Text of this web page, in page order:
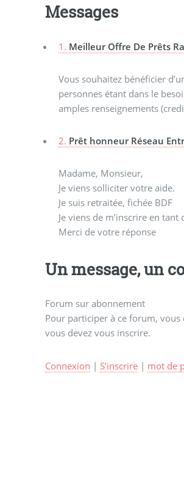
Messages
1. Meilleur Offre De Prêts
Vous souhaitez bénéficier
personnes étant dans le
amples renseignements
2. Prêt honneur Réseau
Madame, Monsieur,
Je viens solliciter votre aide.
Je suis retraitée, fichée BDF
Je viens de m’inscrire en
Merci de votre réponse
Un message, un
Forum sur abonnement
Pour participer à ce forum, vous
vous devez vous inscrire.
Connexion | S’inscrire| mot de